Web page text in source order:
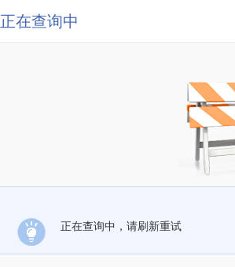
正在查询中
正在查询中，请刷新重试